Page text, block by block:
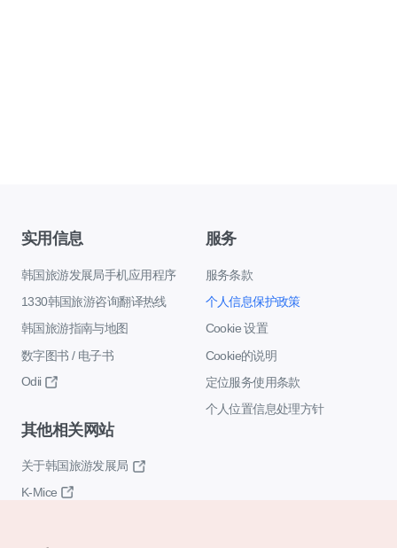
实用信息
韩国旅游发展局手机应用程序
1330韩国旅游咨询翻译热线
韩国旅游指南与地图
数字图书 / 电子书
Odii
服务
服务条款
个人信息保护政策
Cookie 设置
Cookie的说明
定位服务使用条款
个人位置信息处理方针
其他相关网站
关于韩国旅游发展局
K-Mice